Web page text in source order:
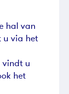
hal van
u via het
vindt u
het